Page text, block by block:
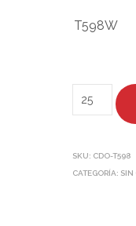
T598W
SKU: CDO-T598
CATEGORÍA: SIN